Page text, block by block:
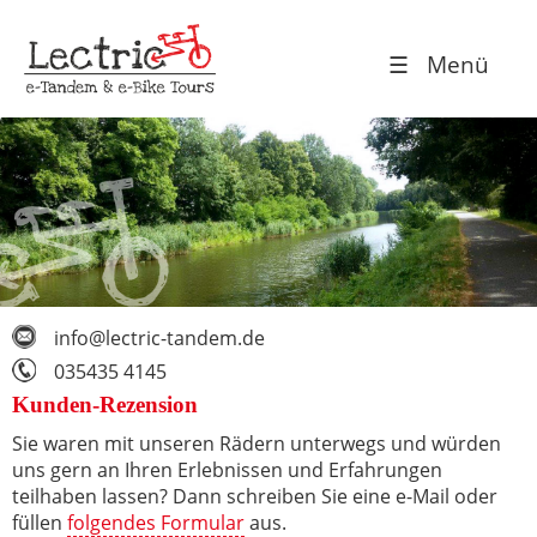
☰ Menü
info@lectric-tandem.de
035435 4145
Kunden-Rezension
Sie waren mit unseren Rädern unterwegs und würden
uns gern an Ihren Erlebnissen und Erfahrungen
teilhaben lassen? Dann schreiben Sie eine e-Mail oder
füllen folgendes Formularaus.